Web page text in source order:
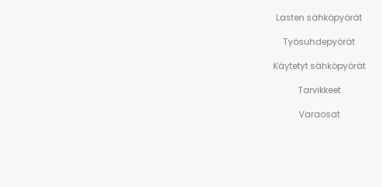
Lasten sähköpyörät
Työsuhdepyörät
Käytetyt sähköpyörät
Tarvikkeet
Varaosat